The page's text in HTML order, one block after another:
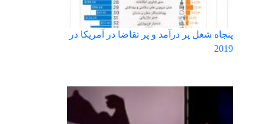
پنجاه شغل پر درآمد و پر تقاضا در آمریکا در
2019